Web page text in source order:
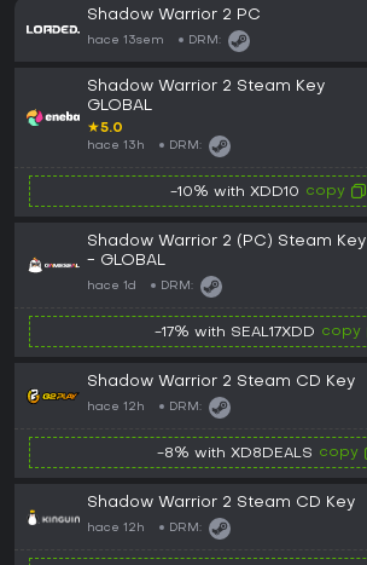
Shadow Warrior 2 PC
hace 13sem DRM:
Shadow Warrior 2 Steam Key
GLOBAL
★5.0
hace 13h DRM:
-10% with XDD10 copy
Shadow Warrior 2 (PC) Steam Key
- GLOBAL
hace 1d DRM:
-17% with SEAL17XDD copy
Shadow Warrior 2 Steam CD Key
hace 12h DRM:
-8% with XD8DEALS copy
Shadow Warrior 2 Steam CD Key
hace 12h DRM: